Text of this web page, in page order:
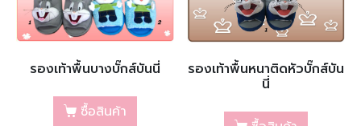
รองเท้าพื้นบางบั๊กส์บันนี่
ซื้อสินค้า
รองเท้าพื้นหนาติดหัวบั๊กส์บัน
นี่